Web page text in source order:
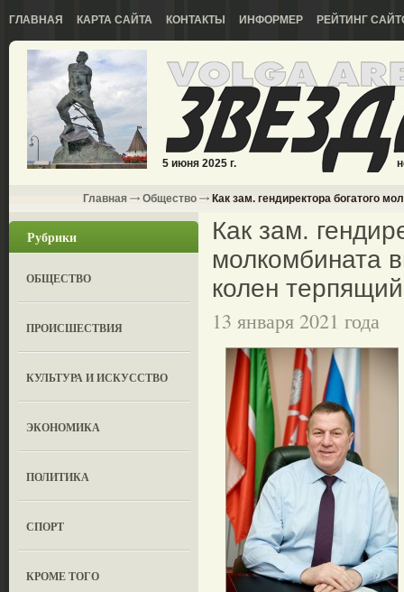
ГЛАВНАЯ КАРТА САЙТА КОНТАКТЫ ИНФОРМЕР РЕЙТИНГ
5 июня 2025 г.
Главная Общество Как зам. гендиректора богатого
Рубрики
ОБЩЕСТВО
ПРОИСШЕСТВИЯ
КУЛЬТУРА И ИСКУССТВО
ЭКОНОМИКА
ПОЛИТИКА
СПОРТ
КРОМЕ ТОГО
Как зам.
молкомбината
колен
13 января 2021 года